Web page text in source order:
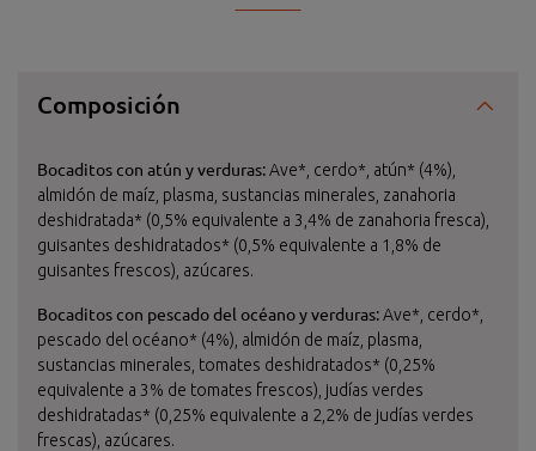
Composición
Bocaditos con atún y verduras:Ave*, cerdo*, atún* (4%),
almidón de maíz, plasma, sustancias minerales, zanahoria
deshidratada* (0,5% equivalente a 3,4% de zanahoria fresca),
guisantes deshidratados* (0,5% equivalente a 1,8% de
guisantes frescos), azúcares.
Bocaditos con pescado del océano y verduras:Ave*, cerdo*,
pescado del océano* (4%), almidón de maíz, plasma,
sustancias minerales, tomates deshidratados* (0,25%
equivalente a 3% de tomates frescos), judías verdes
deshidratadas* (0,25% equivalente a 2,2% de judías verdes
frescas), azúcares.